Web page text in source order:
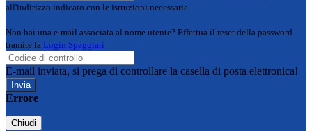
all'indirizzo indicato con le istruzioni necessarie.
Non hai una e-mail associata al nome utente? Effettua il reset della password
tramite la Login Spaggiari
E-mail inviata, si prega di controllare la casella di posta elettronica!
Errore
Chiudi